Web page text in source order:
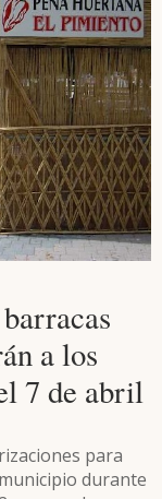
a los
7 de abril
para
durante